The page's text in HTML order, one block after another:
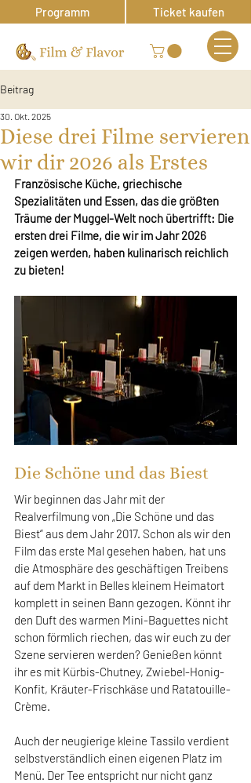
Programm Ticket kaufen
Beitrag
Diese drei Filme servieren
wir dir 2026 als Erstes
30. Okt. 2025
Französische Küche, griechische
Spezialitäten und Essen, das die größten
Träume der Muggel-Welt noch übertrifft: Die
ersten drei Filme, die wir im Jahr 2026
zeigen werden, haben kulinarisch reichlich
zu bieten!
Die Schöne und das Biest
Wir beginnen das Jahr mit der
Realverfilmung von „Die Schöne und das
Biest“ aus dem Jahr 2017. Schon als wir den
Film das erste Mal gesehen haben, hat uns
die Atmosphäre des geschäftigen Treibens
auf dem Markt in Belles kleinem Heimatort
komplett in seinen Bann gezogen. Könnt ihr
den Duft des warmen Mini-Baguettes nicht
schon förmlich riechen, das wir euch zu der
Szene servieren werden? Genießen könnt
ihr es mit Kürbis-Chutney, Zwiebel-Honig-
Konfit, Kräuter-Frischkäse und Ratatouille-
Crème.
Auch der neugierige kleine Tassilo verdient
selbstverständlich einen eigenen Platz im
Menü. Der Tee entspricht nur nicht ganz